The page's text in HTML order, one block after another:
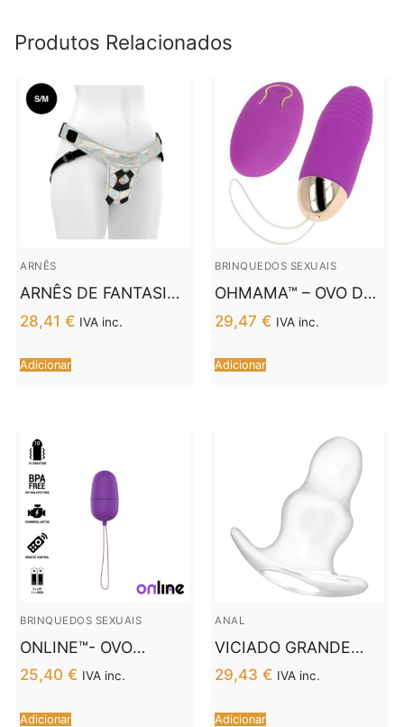
Produtos Relacionados
ARNÊS
ARNÊS DE FANTASIA
DE MITOLOGIA –
IRIDESCENT S/M
28,41 € IVA inc.
Adicionar
BRINQUEDOS SEXUAIS
OHMAMA™ – OVO DE
CONTROLE REMOTO
10 MODOS LILÁS
29,47 € IVA inc.
Adicionar
BRINQUEDOS SEXUAIS
ONLINE™- OVO
VIBRANTE COM
CONTROLE REMOTO
M LILAC
25,40 € IVA inc.
Adicionar
ANAL
VICIADO GRANDE
DILADOR ANAL 15 CM
– TRANSPARENTE
29,43 € IVA inc.
Adicionar